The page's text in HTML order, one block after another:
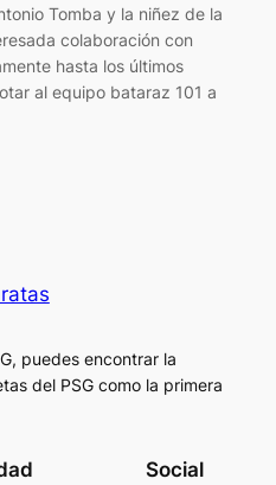
Tomba y la niñez de la
colaboración con
hasta los últimos
al equipo bataraz 101 a
puedes encontrar la
del PSG como la primera
Social